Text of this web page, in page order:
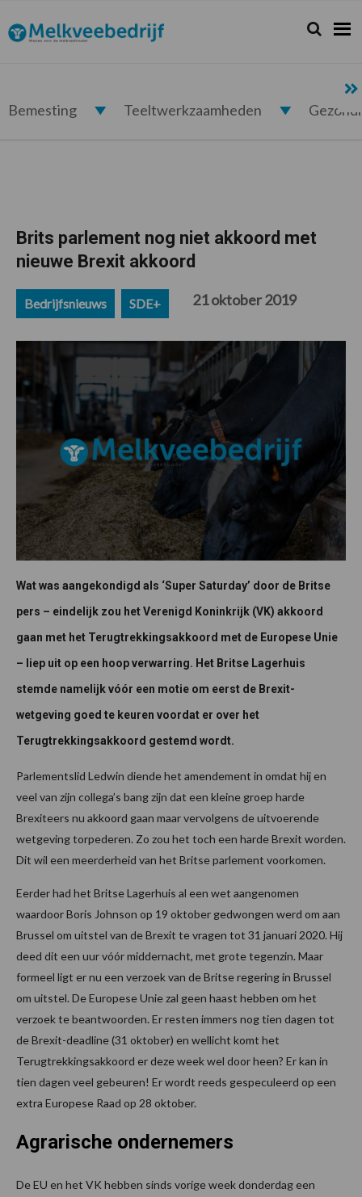
de
hoofdnavigatie
de
hoofd
de
eerste
de
voettekst
Melkveebedrijf.nl Zoeken...
Zoek
Bemesting Teeltwerkzaamheden
Brits parlement nog niet akkoord met
nieuwe Brexit akkoord
Bedrijfsnieuws SDE+ 21 oktober 2019
Wat was aangekondigd als ‘Super Saturday’ door de Britse
pers – eindelijk zou het Verenigd Koninkrijk (VK) akkoord
gaan met het Terugtrekkingsakkoord met de Europese Unie
– liep uit op een hoop verwarring. Het Britse Lagerhuis
stemde namelijk vóór een motie om eerst de Brexit-
wetgeving goed te keuren voordat er over het
Terugtrekkingsakkoord gestemd wordt.
Parlementslid Ledwin diende het amendement in omdat hij en
veel van zijn collega’s bang zijn dat een kleine groep harde
Brexiteers nu akkoord gaan maar vervolgens de uitvoerende
wetgeving torpederen. Zo zou het toch een harde Brexit worden.
Dit wil een meerderheid van het Britse parlement voorkomen.
Eerder had het Britse Lagerhuis al een wet aangenomen
waardoor Boris Johnson op 19 oktober gedwongen werd om aan
Brussel om uitstel van de Brexit te vragen tot 31 januari 2020. Hij
deed dit een uur vóór middernacht, met grote tegenzin. Maar
formeel ligt er nu een verzoek van de Britse regering in Brussel
om uitstel. De Europese Unie zal geen haast hebben om het
verzoek te beantwoorden. Er resten immers nog tien dagen tot
de Brexit-deadline (31 oktober) en wellicht komt het
Terugtrekkingsakkoord er deze week wel door heen? Er kan in
tien dagen veel gebeuren! Er wordt reeds gespeculeerd op een
extra Europese Raad op 28 oktober.
Agrarische ondernemers
De EU en het VK hebben sinds vorige week donderdag een